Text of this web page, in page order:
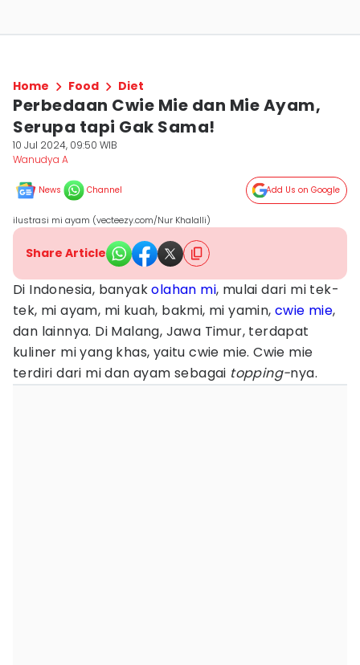
Home Food Diet
Perbedaan Cwie Mie dan Mie Ayam,
Serupa tapi Gak Sama!
10 Jul 2024, 09:50 WIB
Wanudya A
News Channel Add Us on Google
ilustrasi mi ayam (vecteezy.com/Nur Khalalli)
Share Article
Di Indonesia, banyakolahan mi, mulai dari mi tek-
tek, mi ayam, mi kuah, bakmi, mi yamin, cwie mie,
dan lainnya. Di Malang, Jawa Timur, terdapat
kuliner mi yang khas, yaitu cwie mie. Cwie mie
terdiri dari mi dan ayam sebagai topping-nya.